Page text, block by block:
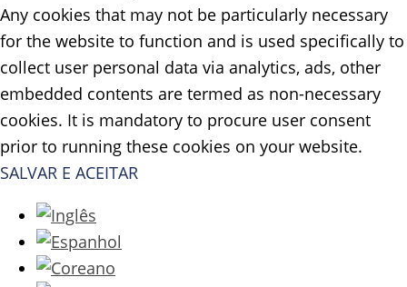
Any cookies that may not be particularly necessary
for the website to function and is used specifically to
collect user personal data via analytics, ads, other
embedded contents are termed as non-necessary
cookies. It is mandatory to procure user consent
prior to running these cookies on your website.
SALVAR E ACEITAR